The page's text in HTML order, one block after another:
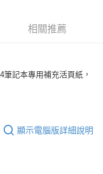
相關推薦
記本專用補充活頁紙，
顯示電腦版詳細說明